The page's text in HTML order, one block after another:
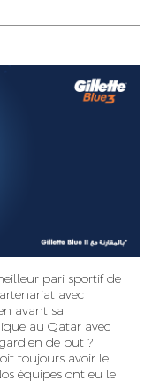
CHAIMAA
DIGITAL MANAGER
OUSSAMA
BENHAMOU
GRAPHIC
DESIGNER
pari sportif de
avec
avant sa
au Qatar avec
de but ?
toujours avoir le
équipes ont eu le